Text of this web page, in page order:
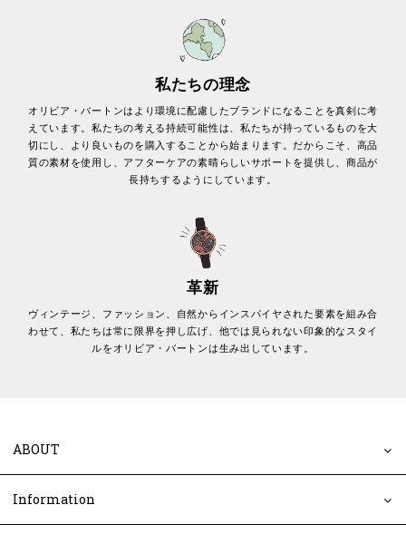
私たちの理念
オリビア・バートンはより環境に配慮したブランドになることを真剣に考
えています。私たちの考える持続可能性は、私たちが持っているものを大
切にし、より良いものを購入することから始まります。だからこそ、高品
質の素材を使用し、アフターケアの素晴らしいサポートを提供し、商品が
長持ちするようにしています。
革新
ヴィンテージ、ファッション、自然からインスパイヤされた要素を組み合
わせて、私たちは常に限界を押し広げ、他では見られない印象的なスタイ
ルをオリビア・バートンは生み出しています。
ABOUT
Information